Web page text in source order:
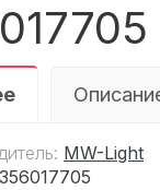
MW-Light
356017705